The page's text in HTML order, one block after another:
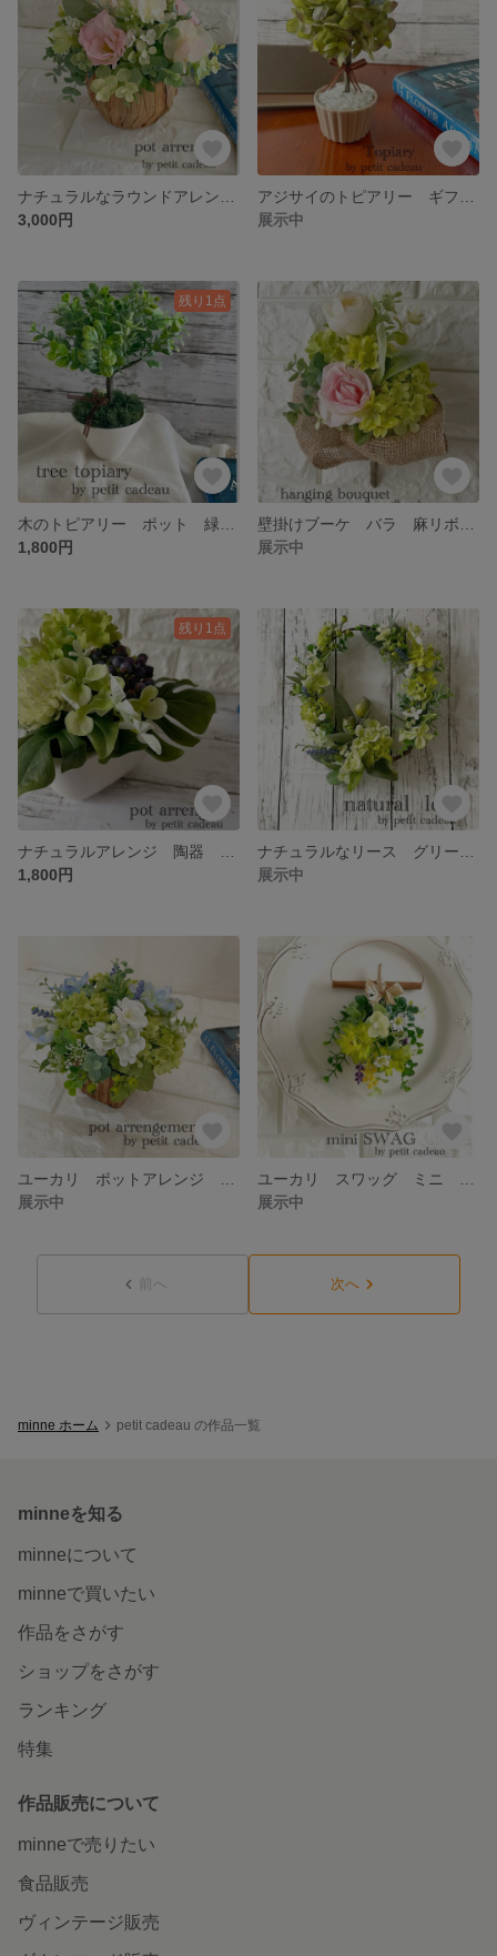
3,000円
展示中
残り1点
1,800円
展示中
残り1点
1,800円
展示中
展示中
展示中
前へ 次へ
minne ホーム petit cadeau の作品一覧
minneを知る
minneについて
minneで買いたい
作品をさがす
ショップをさがす
ランキング
特集
作品販売について
minneで売りたい
食品販売
ヴィンテージ販売